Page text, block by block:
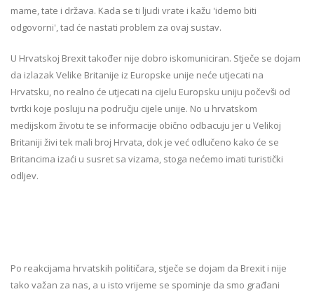
mame, tate i država. Kada se ti ljudi vrate i kažu 'idemo biti
odgovorni', tad će nastati problem za ovaj sustav.
U Hrvatskoj Brexit također nije dobro iskomuniciran. Stječe se dojam
da izlazak Velike Britanije iz Europske unije neće utjecati na
Hrvatsku, no realno će utjecati na cijelu Europsku uniju počevši od
tvrtki koje posluju na području cijele unije. No u hrvatskom
medijskom životu te se informacije obično odbacuju jer u Velikoj
Britaniji živi tek mali broj Hrvata, dok je već odlučeno kako će se
Britancima izaći u susret sa vizama, stoga nećemo imati turistički
odljev.
Po reakcijama hrvatskih političara, stječe se dojam da Brexit i nije
tako važan za nas, a u isto vrijeme se spominje da smo građani